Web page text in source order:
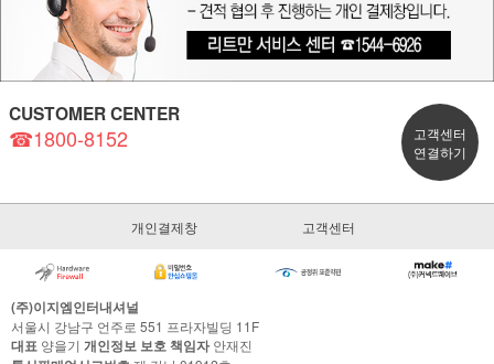
CUSTOMER CENTER
☎1800-8152
고객센터
연결하기
개인결제창 고객센터
(주)이지엠인터내셔널
서울시 강남구 언주로 551 프라자빌딩 11F
대표 양을기 개인정보 보호 책임자안재진